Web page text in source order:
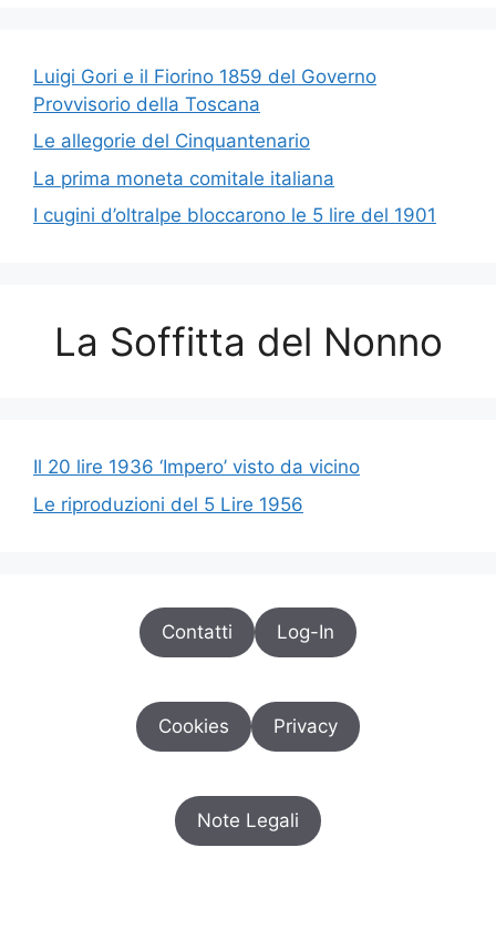
Luigi Gori e il Fiorino 1859 del Governo
Provvisorio della Toscana
Le allegorie del Cinquantenario
La prima moneta comitale italiana
I cugini d’oltralpe bloccarono le 5 lire del 1901
La Soffitta del Nonno
Il 20 lire 1936 ‘Impero’ visto da vicino
Le riproduzioni del 5 Lire 1956
Contatti Log-In
Cookies Privacy
Note Legali